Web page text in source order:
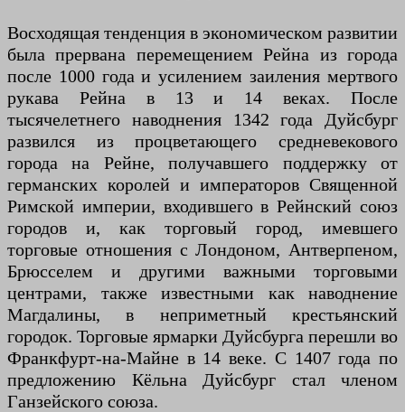
Восходящая тенденция в экономическом развитии
была прервана перемещением Рейна из города
после 1000 года и усилением заиления мертвого
рукава Рейна в 13 и 14 веках. После
тысячелетнего наводнения 1342 года Дуйсбург
развился из процветающего средневекового
города на Рейне, получавшего поддержку от
германских королей и императоров Священной
Римской империи, входившего в Рейнский союз
городов и, как торговый город, имевшего
торговые отношения с Лондоном, Антверпеном,
Брюсселем и другими важными торговыми
центрами, также известными как наводнение
Магдалины, в неприметный крестьянский
городок. Торговые ярмарки Дуйсбурга перешли во
Франкфурт-на-Майне в 14 веке. С 1407 года по
предложению Кёльна Дуйсбург стал членом
Ганзейского союза.